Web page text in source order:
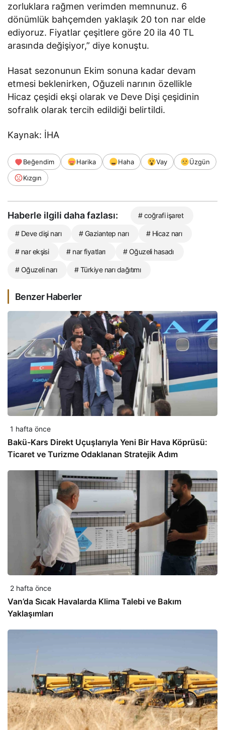
zorluklara rağmen verimden memnunuz. 6
dönümlük bahçemden yaklaşık 20 ton nar elde
ediyoruz. Fiyatlar çeşitlere göre 20 ila 40 TL
arasında değişiyor,” diye konuştu.
Hasat sezonunun Ekim sonuna kadar devam
etmesi beklenirken, Oğuzeli narının özellikle
Hicaz çeşidi ekşi olarak ve Deve Dişi çeşidinin
sofralık olarak tercih edildiği belirtildi.
Kaynak: İHA
Beğendim Harika Haha Vay
Üzgün
Kızgın
Haberle ilgili daha fazlası: # coğrafi işaret
# Deve dişi narı # Gaziantep narı # Hicaz narı
# nar ekşisi # nar fiyatları # Oğuzeli hasadı
# Oğuzeli narı # Türkiye narı dağıtımı
Benzer Haberler
1 hafta önce
Bakü-Kars Direkt Uçuşlarıyla Yeni Bir Hava Köprüsü:
Ticaret ve Turizme Odaklanan Stratejik Adım
2 hafta önce
Van’da Sıcak Havalarda Klima Talebi ve Bakım
Yaklaşımları